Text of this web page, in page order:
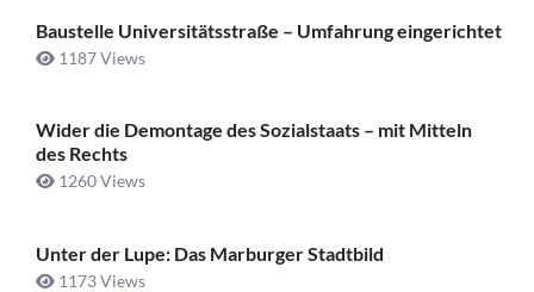
Baustelle Universitätsstraße ­– Umfahrung eingerichtet
1187 Views
Wider die Demontage des Sozialstaats – mit Mitteln
des Rechts
1260 Views
Unter der Lupe: Das Marburger Stadtbild
1173 Views